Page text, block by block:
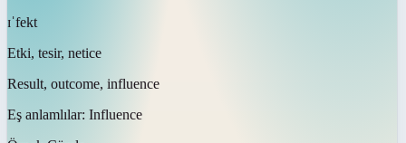
ɪˈfekt
Etki, tesir, netice
Result, outcome, influence
Eş anlamlılar: Influence